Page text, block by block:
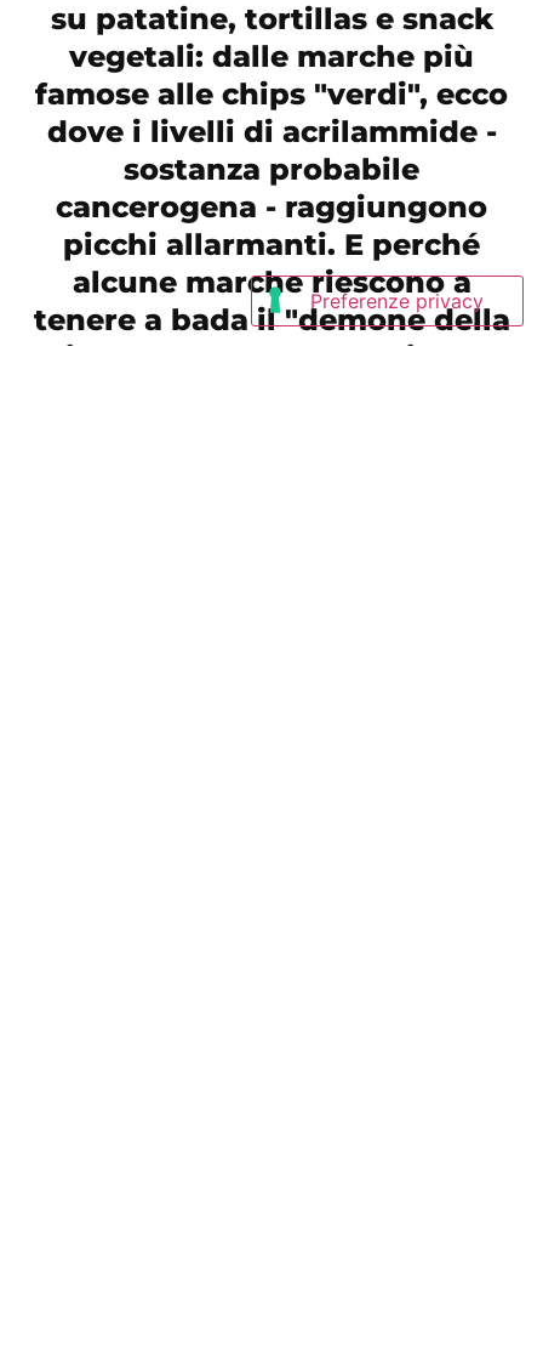
su patatine, tortillas e snack
vegetali: dalle marche più
famose alle chips "verdi", ecco
dove i livelli di acrilammide -
sostanza probabile
cancerogena - raggiungono
picchi allarmanti. E perché
alcune marche riescono a
tenere a bada il "demone della
frittura" mentre altre sfiorano